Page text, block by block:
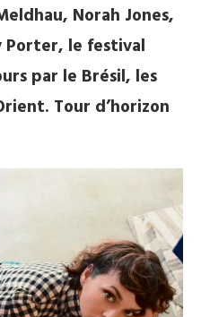
Norah Jones,
Porter, le festival
par le Brésil, les
Tour d’horizon